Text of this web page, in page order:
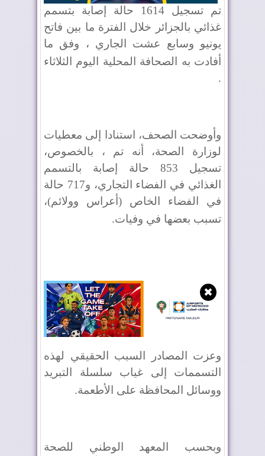
تم تسجيل 1614 حالة إصابة بتسمم
غذائي بالجزائر خلال الفترة ما بين فاتح
يونيو وسابع عشت الجاري ، وفق ما
أفادت به الصحافة المحلية اليوم الثلاثاء
.
وأوضحت الصحف، استنادا إلى معطيات
لوزارة الصحة، أنه تم ، بالخصوص،
تسجيل 853 حالة إصابة بالتسمم
الغذائي في الفضاء التجاري، و717 حالة
في الفضاء الخاص (أعراس وولائم)،
تسبب بعضها في وفيات.
✖
وعزت المصادر السبب الحقيقي لهذه
التسممات إلى غياب سلسلة التبريد
ووسائل المحافظة على الأطعمة.
وبحسب المعهد الوطني للصحة